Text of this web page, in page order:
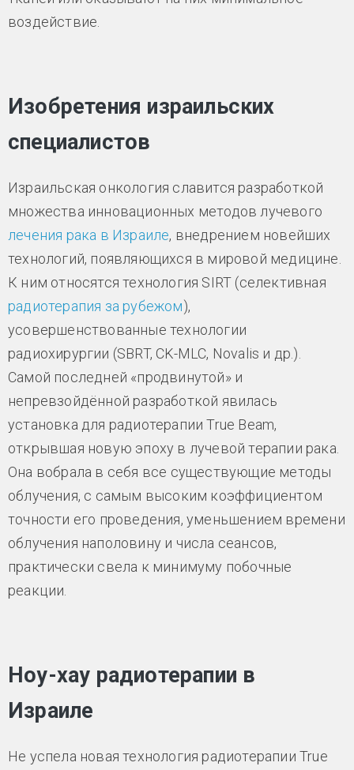
воздействие.
Изобретения израильских
специалистов
Израильская онкология славится разработкой
множества инновационных методов лучевого
лечения рака в Израиле, внедрением новейших
технологий, появляющихся в мировой медицине.
К ним относятся технология SIRT (селективная
радиотерапия за рубежом),
усовершенствованные технологии
радиохирургии (SBRT, CK-MLC, Novalis и др.).
Самой последней «продвинутой» и
непревзойдённой разработкой явилась
установка для радиотерапии True Beam,
открывшая новую эпоху в лучевой терапии рака.
Она вобрала в себя все существующие методы
облучения, с самым высоким коэффициентом
точности его проведения, уменьшением времени
облучения наполовину и числа сеансов,
практически свела к минимуму побочные
реакции.
Ноу-хау радиотерапии в
Израиле
Не успела новая технология радиотерапии True